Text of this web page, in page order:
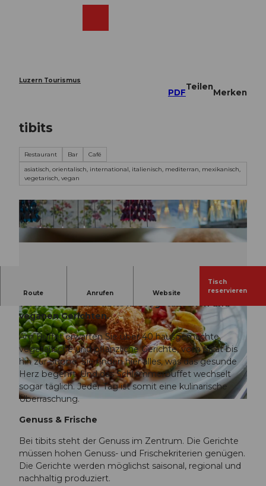
Luzern Tourismus
PDF
Teilen
Merken
tibits
Restaurant Bar
Café
asiatisch, orientalisch, international, italienisch, mediterran, mexikanisch,
vegetarisch, vegan
© Luzern Tourismus, Beat Brechbühl |CC-BY-NC-ND
© Luzern Tourismus, Beat Brechbühl |
Route Anrufen Website
Tisch
reservieren
Im Herzen Luzerns, direkt im Bahnhof gelegen,
verwöhnt Sie das tibits mit vegetarischen und
veganen Gerichten.
Am Buffet erwarten Sie über 40 hausgemachte,
vegetarische und pflanzliche Gerichte, vom Salat bis
hin zur Suppe. Sie finden hier alles, was das gesunde
Herz begehrt. Und das Schlemmerbuffet wechselt
sogar täglich. Jeder Tag ist somit eine kulinarische
Überraschung.
Genuss & Frische
Bei tibits steht der Genuss im Zentrum. Die Gerichte
müssen hohen Genuss- und Frischekriterien genügen.
Die Gerichte werden möglichst saisonal, regional und
nachhaltig produziert.